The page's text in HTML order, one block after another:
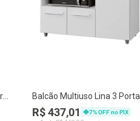
Balcão Multiuso Lina 3 Portas
2 Gavetas MDF-MDP 114CM
Branco Moblis Móveis
R$ 437,01 7% OFF no PIX